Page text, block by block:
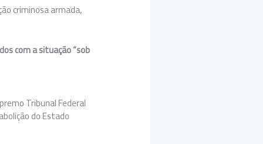
criminosa armada,
com a situação “sob
Tribunal Federal
do Estado